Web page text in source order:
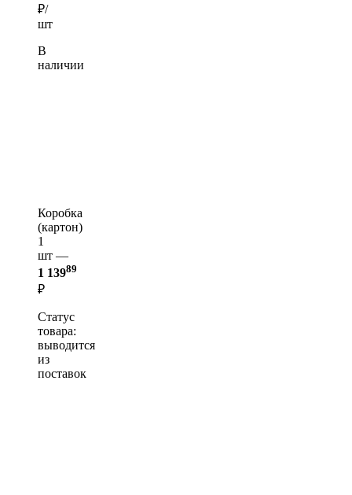
₽/
шт
В
наличии
Коробка
(картон)
1
шт —
1 13989
₽
Статус
товара:
выводится
из
поставок